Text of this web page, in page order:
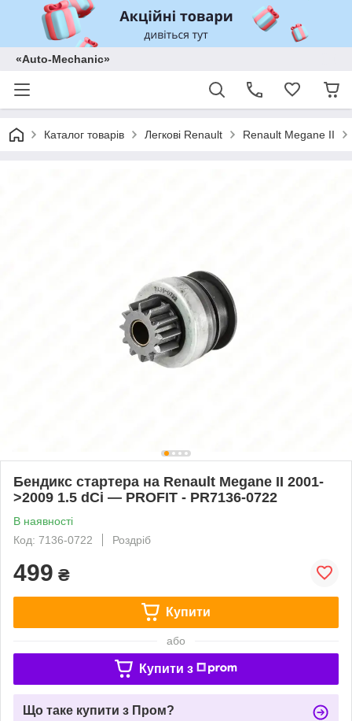
«Auto-Mechanic»
Каталог товарів Легкові Renault Renault Megane II
Бендикс стартера на Renault Megane II 2001-
>2009 1.5 dCi — PROFIT - PR7136-0722
В наявності
Код: 7136-0722
Роздріб
499 ₴
Купити
або
Купити з
Що таке купити з Пром?